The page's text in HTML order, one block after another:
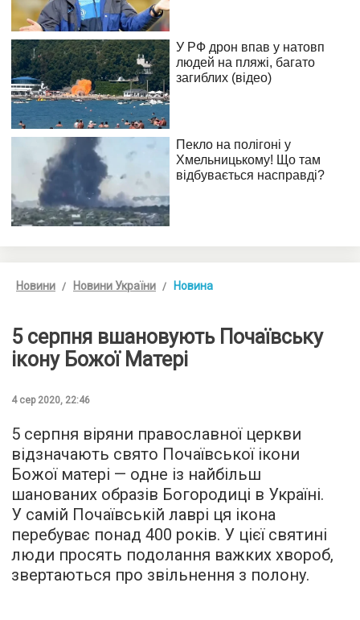
Новини Новини України Новина
5 серпня вшановують Почаївську
ікону Божої Матері
4 сер 2020, 22:46
5 серпня віряни православної церкви
відзначають свято Почаївської ікони
Божої матері — одне із найбільш
шанованих образів Богородиці в Україні.
У самій Почаївській лаврі ця ікона
перебуває понад 400 років. У цієї святині
люди просять подолання важких хвороб,
звертаються про звільнення з полону.